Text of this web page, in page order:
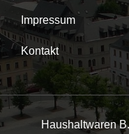
Impressum
Kontakt
Haushaltwaren